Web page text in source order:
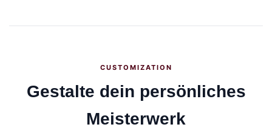
CUSTOMIZATION
Gestalte dein persönliches
Meisterwerk